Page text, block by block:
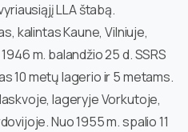
LLA štabą.
kalintas Kaune, Vilniuje,
m. balandžio 25 d. SSRS
10 metų lagerio ir 5 metams.
lageryje Vorkutoje,
Nuo 1955 m. spalio 11